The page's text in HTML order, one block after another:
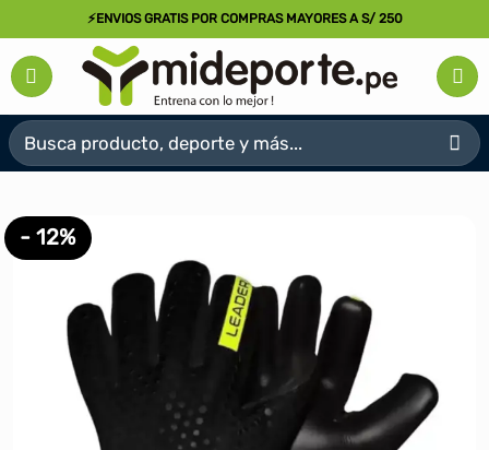
al
contenido
⚡ENVIOS GRATIS POR COMPRAS MAYORES A S/ 250
Buscar
por:
- 12%